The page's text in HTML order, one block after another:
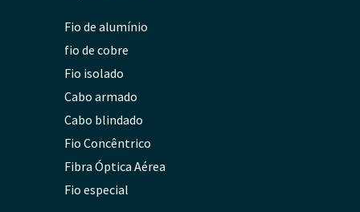
Fio de alumínio
fio de cobre
Fio isolado
Cabo armado
Cabo blindado
Fio Concêntrico
Fibra Óptica Aérea
Fio especial